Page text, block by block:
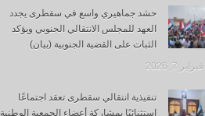
حشد جماهيري واسع في سقطرى يجدد
العهد للمجلس الانتقالي الجنوبي ويؤكد
الثبات على القضية الجنوبية (بيان)
فبراير 7, 2026
تنفيذية انتقالي سقطرى تعقد اجتماعًا
استثنائيًا بمشاركة أعضاء الجمعية الوطنية